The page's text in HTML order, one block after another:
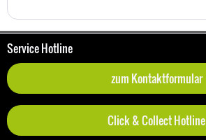
Service Hotline
zum Kontaktformular
Click & Collect Hotline